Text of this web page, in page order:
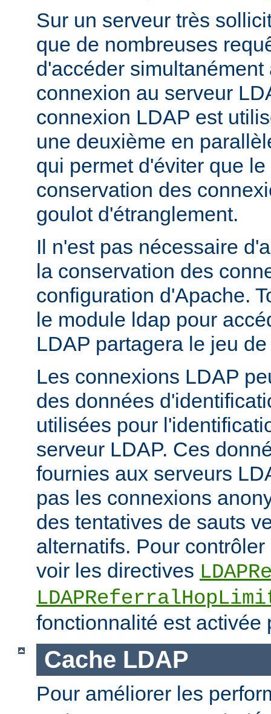
Sur un serveur très
que de nombreuses
d'accéder simultanément
connexion au serveur
connexion LDAP est
une deuxième en
qui permet d'éviter que
conservation des
goulot d'étranglement.
Il n'est pas nécessaire
la conservation des
configuration d'Apache.
le module ldap pour
LDAP partagera le jeu
Les connexions LDAP
des données
utilisées pour
serveur LDAP. Ces
fournies aux serveurs
pas les connexions
des tentatives de sauts
alternatifs. Pour
voir les directives
fonctionnalité est activée
Cache LDAP
Pour améliorer les